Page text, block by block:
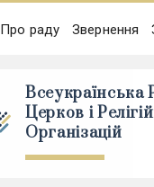
Про раду Звернення
Всеукраїнська
Церков і
Організацій